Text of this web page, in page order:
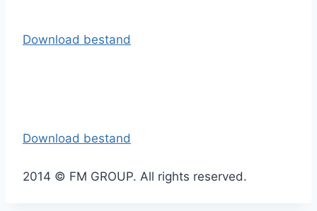
Download bestand
Download bestand
2014 © FM GROUP. All rights reserved.